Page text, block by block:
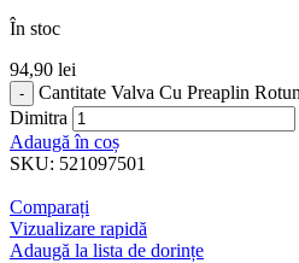
În stoc
94,90 lei
Cantitate Valva Cu Preaplin
Dimitra
Adaugă în coș
SKU: 521097501
Comparați
Vizualizare rapidă
Adaugă la lista de dorințe